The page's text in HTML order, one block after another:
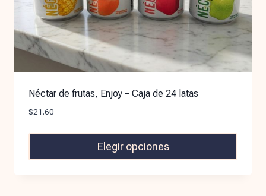
Néctar de frutas, Enjoy – Caja de 24 latas
$21.60
Elegir opciones